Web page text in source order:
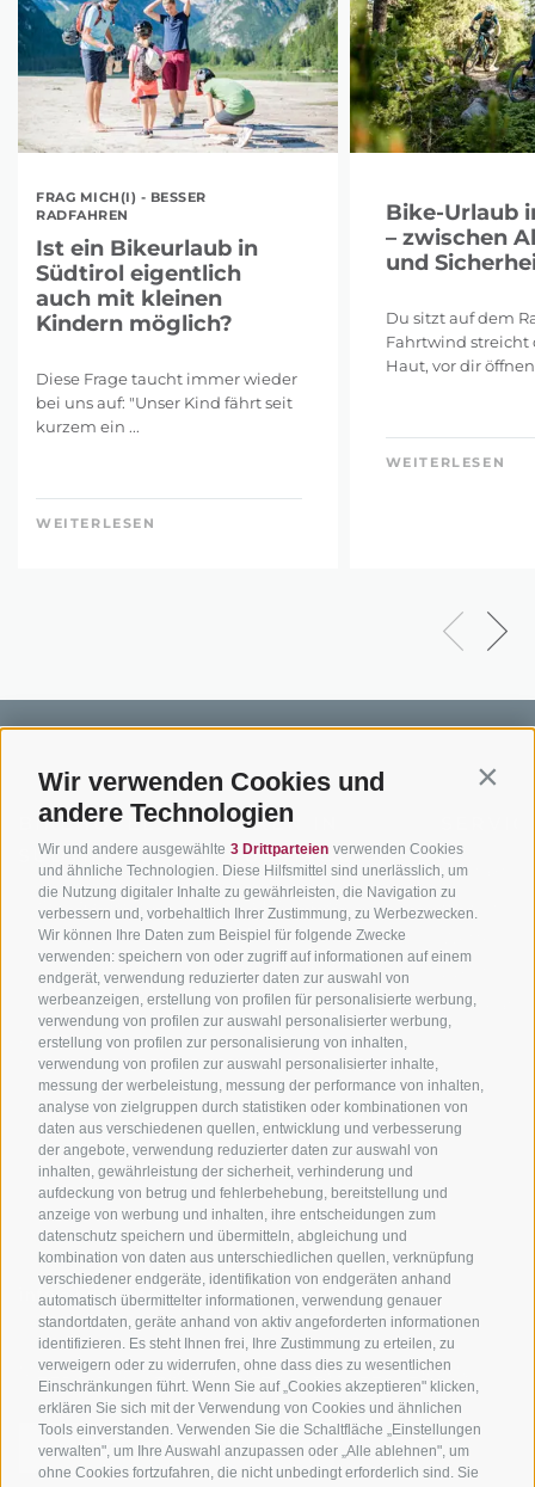
Wir verwenden Cookies und
andere Technologien
Wir und andere ausgewählte 3 Drittparteien verwenden Cookies
und ähnliche Technologien. Diese Hilfsmittel sind unerlässlich, um
die Nutzung digitaler Inhalte zu gewährleisten, die Navigation zu
verbessern und, vorbehaltlich Ihrer Zustimmung, zu Werbezwecken.
Wir können Ihre Daten zum Beispiel für folgende Zwecke
verwenden: speichern von oder zugriff auf informationen auf einem
endgerät, verwendung reduzierter daten zur auswahl von
werbeanzeigen, erstellung von profilen für personalisierte werbung,
verwendung von profilen zur auswahl personalisierter werbung,
erstellung von profilen zur personalisierung von inhalten,
verwendung von profilen zur auswahl personalisierter inhalte,
messung der werbeleistung, messung der performance von inhalten,
analyse von zielgruppen durch statistiken oder kombinationen von
daten aus verschiedenen quellen, entwicklung und verbesserung
der angebote, verwendung reduzierter daten zur auswahl von
inhalten, gewährleistung der sicherheit, verhinderung und
aufdeckung von betrug und fehlerbehebung, bereitstellung und
anzeige von werbung und inhalten, ihre entscheidungen zum
datenschutz speichern und übermitteln, abgleichung und
kombination von daten aus unterschiedlichen quellen, verknüpfung
verschiedener endgeräte, identifikation von endgeräten anhand
automatisch übermittelter informationen, verwendung genauer
standortdaten, geräte anhand von aktiv angeforderten informationen
identifizieren. Es steht Ihnen frei, Ihre Zustimmung zu erteilen, zu
verweigern oder zu widerrufen, ohne dass dies zu wesentlichen
Einschränkungen führt. Wenn Sie auf „Cookies akzeptieren" klicken,
erklären Sie sich mit der Verwendung von Cookies und ähnlichen
Tools einverstanden. Verwenden Sie die Schaltfläche „Einstellungen
verwalten", um Ihre Auswahl anzupassen oder „Alle ablehnen", um
ohne Cookies fortzufahren, die nicht unbedingt erforderlich sind. Sie
FRAG MICH(I) - BESSER
RADFAHREN
Ist ein Bikeurlaub in
Südtirol eigentlich
auch mit kleinen
Kindern möglich?
Diese Frage taucht immer wieder
bei uns auf: "Unser Kind fährt seit
kurzem ein ...
WEITERLESEN
Bike-Urlaub
– zwischen
und
Du sitzt auf dem
Fahrtwind streicht
Haut, vor dir öffnen
WEITERLESEN
BIKEHOTELS
SÜDTIROL
Hotels & Pakete
Urlaubspakete
Unsere Gutscheine
Hot Deals
Bike & Work
BIKEN IN
SÜDTIROL
Mountainbiken in
Südtirol
Rennradfahren in
Südtirol
Radwege in Südtirol
Bikeshops & Verleihe
Bike-Schulen
Tourenzentrale
Kontakt
Anreise
Zum
info@bikehotels.it
MELDE DICH ZU UNSEREM NEWSLETTER AN!